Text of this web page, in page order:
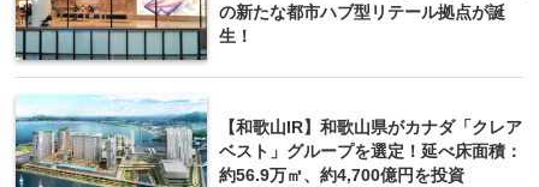
の新たな都市ハブ型リテール拠点が誕
生！
【和歌山IR】和歌山県がカナダ「クレア
ベスト」グループを選定！延べ床面積：
約56.9万㎡、約4,700億円を投資